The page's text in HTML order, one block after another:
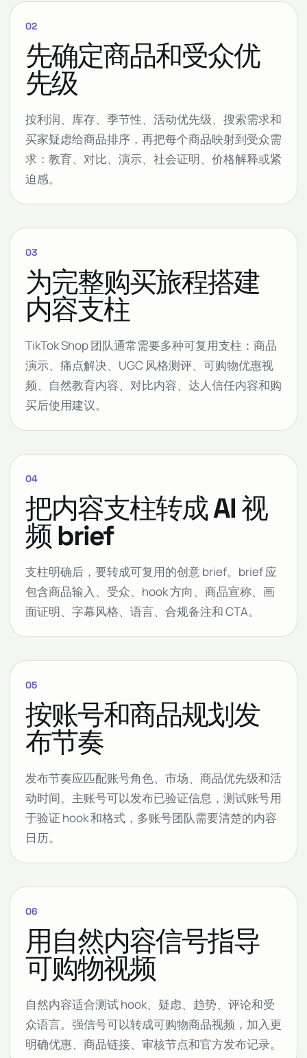
02
先确定商品和受众优
先级
按利润、库存、季节性、活动优先级、搜索需求和
买家疑虑给商品排序，再把每个商品映射到受众需
求：教育、对比、演示、社会证明、价格解释或紧
迫感。
03
为完整购买旅程搭建
内容支柱
TikTok Shop 团队通常需要多种可复用支柱：商品
演示、痛点解决、UGC 风格测评、可购物优惠视
频、自然教育内容、对比内容、达人信任内容和购
买后使用建议。
04
把内容支柱转成 AI 视
频 brief
支柱明确后，要转成可复用的创意 brief。brief 应
包含商品输入、受众、hook 方向、商品宣称、画
面证明、字幕风格、语言、合规备注和 CTA。
05
按账号和商品规划发
布节奏
发布节奏应匹配账号角色、市场、商品优先级和活
动时间。主账号可以发布已验证信息，测试账号用
于验证 hook 和格式，多账号团队需要清楚的内容
日历。
06
用自然内容信号指导
可购物视频
自然内容适合测试 hook、疑虑、趋势、评论和受
众语言。强信号可以转成可购物商品视频，加入更
明确优惠、商品链接、审核节点和官方发布记录。